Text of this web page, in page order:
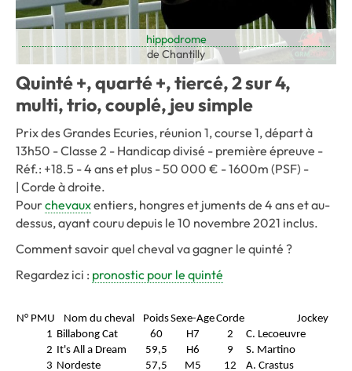
hippodrome
de Chantilly
Quinté +, quarté +, tiercé, 2 sur 4,
multi, trio, couplé, jeu simple
Prix des Grandes Ecuries, réunion 1, course 1, départ à
13h50 - Classe 2 - Handicap divisé - première épreuve -
Réf.: +18.5 - 4 ans et plus - 50 000 € - 1600m (PSF) -
| Corde à droite.
Pourchevauxentiers, hongres et juments de 4 ans et au-
dessus, ayant couru depuis le 10 novembre 2021 inclus.
Comment savoir quel cheval va gagner le quinté ?
Regardez ici : pronostic pour le quinté
N° PMU Nom du cheval PoidsSexe-AgeCorde
Jockey
1 Billabong Cat 60 H7 2
C. Lecoeuvre
2 It's All a Dream 59,5 H6 9
S. Martino
3 Nordeste 57,5 M5 12
A. Crastus